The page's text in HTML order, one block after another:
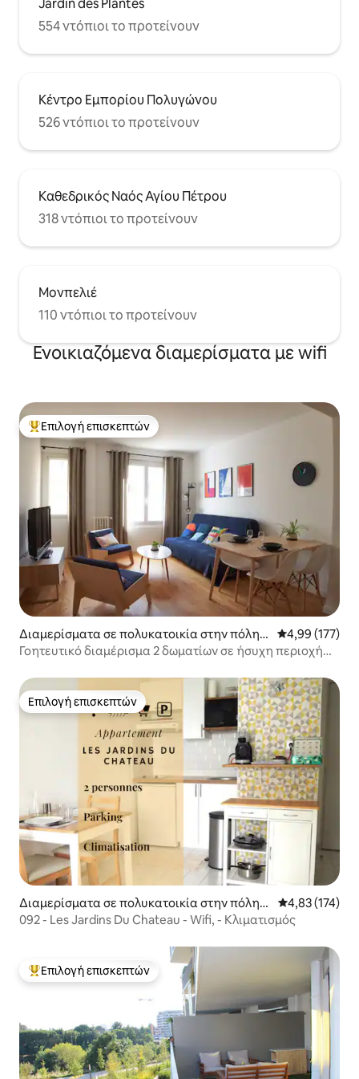
Jardin des Plantes
554 ντόπιοι το προτείνουν
Κέντρο Εμπορίου Πολυγώνου
526 ντόπιοι το προτείνουν
Καθεδρικός Ναός Αγίου Πέτρου
318 ντόπιοι το προτείνουν
Μονπελιέ
110 ντόπιοι το προτείνουν
Ενοικιαζόμενα διαμερίσματα με wifi
Κορυφαία επιλογή επισκεπτών
Επιλογή επισκεπτών
Διαμερίσματα σε πολυκατοικία στην πόλη
Μονπελιέ
Μέση
4,99 (177)
Γοητευτικό διαμέρισμα 2 δωματίων σε ήσυχη περιοχή
Επιλογή επισκεπτών
Επιλογή επισκεπτών
Διαμερίσματα σε πολυκατοικία στην πόλη
Μονπελιέ
Μέση
4,83 (174)
092 - Les Jardins Du Chateau - Wifi, - Κλιματισμός
Κορυφαία επιλογή επισκεπτών
Επιλογή επισκεπτών